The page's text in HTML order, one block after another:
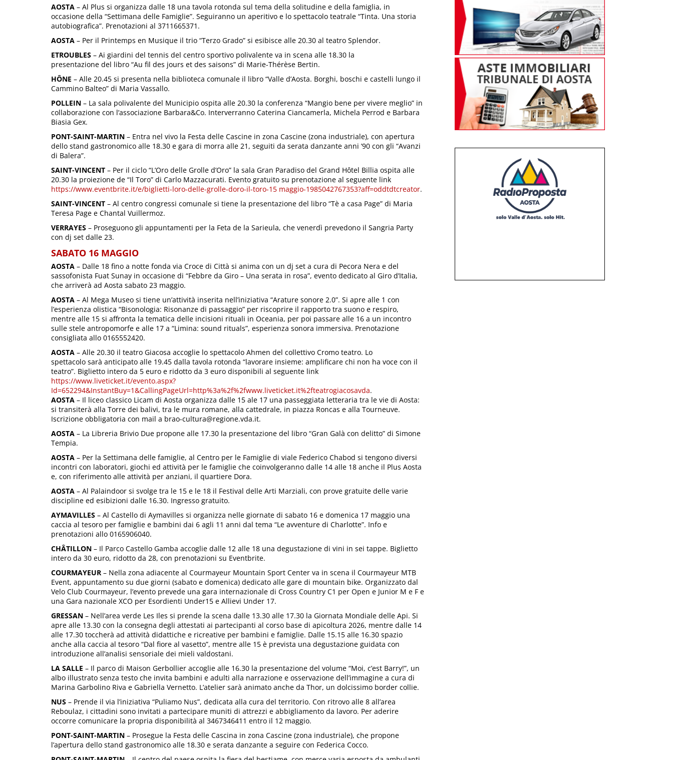
AOSTA – Al Plus si organizza dalle 18 una tavola rotonda sul tema della solitudine e della famiglia, in
occasione della “Settimana delle Famiglie”. Seguiranno un aperitivo e lo spettacolo teatrale “Tinta. Una storia
autobiografica”. Prenotazioni al 3711665371.
AOSTA – Per il Printemps en Musique il trio “Terzo Grado” si esibisce alle 20.30 al teatro Splendor.
ETROUBLES – Ai giardini del tennis del centro sportivo polivalente va in scena alle 18.30 la
presentazione del libro “Au fil des jours et des saisons” di Marie-Thérèse Bertin.
HÔNE – Alle 20.45 si presenta nella biblioteca comunale il libro “Valle d’Aosta. Borghi, boschi e castelli lungo il
Cammino Balteo” di Maria Vassallo.
POLLEIN – La sala polivalente del Municipio ospita alle 20.30 la conferenza “Mangio bene per vivere meglio” in
collaborazione con l’associazione Barbara&Co. Interverranno Caterina Ciancamerla, Michela Perrod e Barbara
Biasia Gex.
PONT-SAINT-MARTIN – Entra nel vivo la Festa delle Cascine in zona Cascine (zona industriale), con apertura
dello stand gastronomico alle 18.30 e gara di morra alle 21, seguiti da serata danzante anni ’90 con gli “Avanzi
di Balera”.
SAINT-VINCENT – Per il ciclo “L’Oro delle Grolle d’Oro” la sala Gran Paradiso del Grand Hôtel Billia ospita alle
20.30 la proiezione de “Il Toro” di Carlo Mazzacurati. Evento gratuito su prenotazione al seguente link
https://www.eventbrite.it/e/biglietti-loro-delle-grolle-doro-il-toro-15 maggio-1985042767353?aff=oddtdtcreator.
SAINT-VINCENT – Al centro congressi comunale si tiene la presentazione del libro “Tè a casa Page” di Maria
Teresa Page e Chantal Vuillermoz.
VERRAYES – Proseguono gli appuntamenti per la Feta de la Sarieula, che venerdì prevedono il Sangria Party
con dj set dalle 23.
SABATO 16 MAGGIO
AOSTA – Dalle 18 fino a notte fonda via Croce di Città si anima con un dj set a cura di Pecora Nera e del
sassofonista Fuat Sunay in occasione di “Febbre da Giro – Una serata in rosa”, evento dedicato al Giro d’Italia,
che arriverà ad Aosta sabato 23 maggio.
AOSTA – Al Mega Museo si tiene un’attività inserita nell’iniziativa “Arature sonore 2.0”. Si apre alle 1 con
l’esperienza olistica “Bisonologia: Risonanze di passaggio” per riscoprire il rapporto tra suono e respiro,
mentre alle 15 si affronta la tematica delle incisioni rituali in Oceania, per poi passare alle 16 a un incontro
sulle stele antropomorfe e alle 17 a “Limina: sound rituals”, esperienza sonora immersiva. Prenotazione
consigliata allo 0165552420.
AOSTA – Alle 20.30 il teatro Giacosa accoglie lo spettacolo Ahmen del collettivo Cromo teatro. Lo
spettacolo sarà anticipato alle 19.45 dalla tavola rotonda “lavorare insieme: amplificare chi non ha voce con il
teatro”. Biglietto intero da 5 euro e ridotto da 3 euro disponibili al seguente link
https://www.liveticket.it/evento.aspx?
Id=652294&InstantBuy=1&CallingPageUrl=http%3a%2f%2fwww.liveticket.it%2fteatrogiacosavda.
AOSTA – Il liceo classico Licam di Aosta organizza dalle 15 ale 17 una passeggiata letteraria tra le vie di Aosta:
si transiterà alla Torre dei balivi, tra le mura romane, alla cattedrale, in piazza Roncas e alla Tourneuve.
Iscrizione obbligatoria con mail a brao-cultura@regione.vda.it.
AOSTA – La Libreria Brivio Due propone alle 17.30 la presentazione del libro “Gran Galà con delitto” di Simone
Tempia.
AOSTA – Per la Settimana delle famiglie, al Centro per le Famiglie di viale Federico Chabod si tengono diversi
incontri con laboratori, giochi ed attività per le famiglie che coinvolgeranno dalle 14 alle 18 anche il Plus Aosta
e, con riferimento alle attività per anziani, il quartiere Dora.
AOSTA – Al Palaindoor si svolge tra le 15 e le 18 il Festival delle Arti Marziali, con prove gratuite delle varie
discipline ed esibizioni dalle 16.30. Ingresso gratuito.
AYMAVILLES – Al Castello di Aymavilles si organizza nelle giornate di sabato 16 e domenica 17 maggio una
caccia al tesoro per famiglie e bambini dai 6 agli 11 anni dal tema “Le avventure di Charlotte”. Info e
prenotazioni allo 0165906040.
CHÂTILLON – Il Parco Castello Gamba accoglie dalle 12 alle 18 una degustazione di vini in sei tappe. Biglietto
intero da 30 euro, ridotto da 28, con prenotazioni su Eventbrite.
COURMAYEUR – Nella zona adiacente al Courmayeur Mountain Sport Center va in scena il Courmayeur MTB
Event, appuntamento su due giorni (sabato e domenica) dedicato alle gare di mountain bike. Organizzato dal
Velo Club Courmayeur, l’evento prevede una gara internazionale di Cross Country C1 per Open e Junior M e F e
una Gara nazionale XCO per Esordienti Under15 e Allievi Under 17.
GRESSAN – Nell’area verde Les Iles si prende la scena dalle 13.30 alle 17.30 la Giornata Mondiale delle Api. Si
apre alle 13.30 con la consegna degli attestati ai partecipanti al corso base di apicoltura 2026, mentre dalle 14
alle 17.30 toccherà ad attività didattiche e ricreative per bambini e famiglie. Dalle 15.15 alle 16.30 spazio
anche alla caccia al tesoro “Dal fiore al vasetto”, mentre alle 15 è prevista una degustazione guidata con
introduzione all’analisi sensoriale dei mieli valdostani.
LA SALLE – Il parco di Maison Gerbollier accoglie alle 16.30 la presentazione del volume “Moi, c’est Barry!”, un
albo illustrato senza testo che invita bambini e adulti alla narrazione e osservazione dell’immagine a cura di
Marina Garbolino Riva e Gabriella Vernetto. L’atelier sarà animato anche da Thor, un dolcissimo border collie.
NUS – Prende il via l’iniziativa “Puliamo Nus”, dedicata alla cura del territorio. Con ritrovo alle 8 all’area
Reboulaz, i cittadini sono invitati a partecipare muniti di attrezzi e abbigliamento da lavoro. Per aderire
occorre comunicare la propria disponibilità al 3467346411 entro il 12 maggio.
PONT-SAINT-MARTIN – Prosegue la Festa delle Cascina in zona Cascine (zona industriale), che propone
l’apertura dello stand gastronomico alle 18.30 e serata danzante a seguire con Federica Cocco.